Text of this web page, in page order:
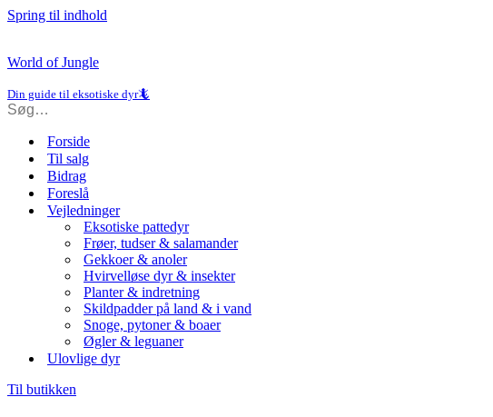
Spring til indhold
World of Jungle
Din guide til eksotiske dyr🦎
Forside
Til salg
Bidrag
Foreslå
Vejledninger
Eksotiske pattedyr
Frøer, tudser & salamander
Gekkoer & anoler
Hvirvelløse dyr & insekter
Planter & indretning
Skildpadder på land & i vand
Snoge, pytoner & boaer
Øgler & leguaner
Ulovlige dyr
Til butikken